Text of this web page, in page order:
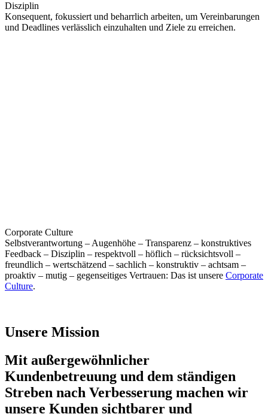
Disziplin
Konsequent, fokussiert und beharrlich arbeiten, um Vereinbarungen
und Deadlines verlässlich einzuhalten und Ziele zu erreichen.
Corporate Culture
Selbstverantwortung – Augenhöhe – Transparenz – konstruktives
Feedback – Disziplin – respektvoll – höflich – rücksichtsvoll –
freundlich – wertschätzend – sachlich – konstruktiv – achtsam –
proaktiv – mutig – gegenseitiges Vertrauen: Das ist unsere Corporate
Culture.
Unsere Mission
Mit außergewöhnlicher
Kundenbetreuung und dem ständigen
Streben nach Verbesserung machen wir
unsere Kunden sichtbarer und